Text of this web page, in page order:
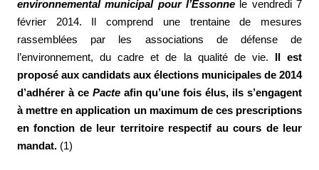
environnemental municipal pour l’Essonne le vendredi 7
février 2014. Il comprend une trentaine de mesures
rassemblées par les associations de défense de
l’environnement, du cadre et de la qualité de vie.
Il est
proposé aux candidats aux élections municipales de 2014
d’adhérer à ce Pacteafin qu’une fois élus, ils s’engagent
à mettre en application un maximum de ces prescriptions
en fonction de leur territoire respectif au cours de leur
mandat. (1)